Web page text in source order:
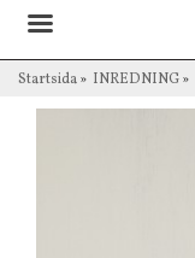
Startsida» INREDNING»